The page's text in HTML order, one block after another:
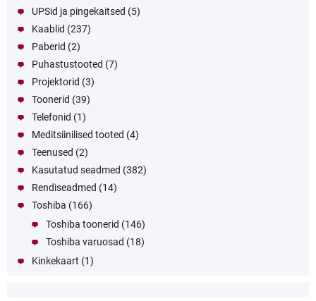
UPSid ja pingekaitsed (5)
Kaablid (237)
Paberid (2)
Puhastustooted (7)
Projektorid (3)
Toonerid (39)
Telefonid (1)
Meditsiinilised tooted (4)
Teenused (2)
Kasutatud seadmed (382)
Rendiseadmed (14)
Toshiba (166)
Toshiba toonerid (146)
Toshiba varuosad (18)
Kinkekaart (1)